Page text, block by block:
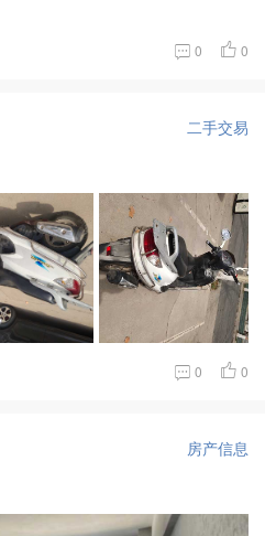
0 0
二手交易
0 0
房产信息